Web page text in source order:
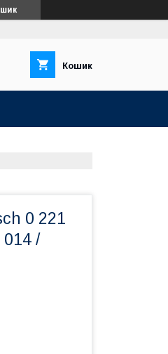
Кошик
0 221
014 /